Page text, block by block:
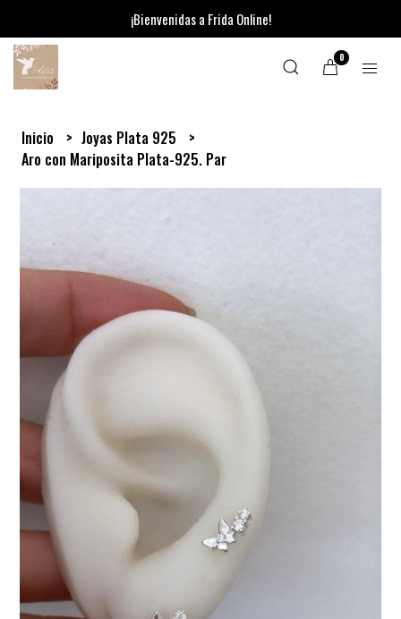
¡Bienvenidas a Frida Online!
0
Inicio
Joyas Plata 925
Aro con Mariposita Plata-925. Par